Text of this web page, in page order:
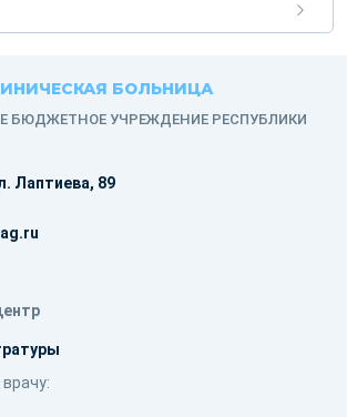
БОЛЬНИЦА
БЮДЖЕТНОЕ УЧРЕЖДЕНИЕ РЕСПУБЛИКИ
Лаптиева, 89